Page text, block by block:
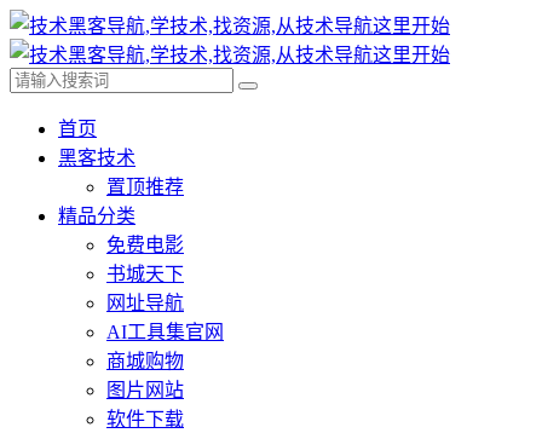
首页
黑客技术
置顶推荐
精品分类
免费电影
书城天下
网址导航
AI工具集官网
商城购物
图片网站
软件下载